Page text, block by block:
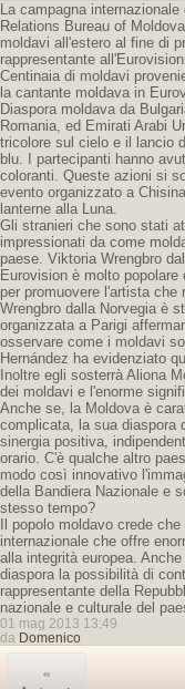
La campagna
Relations Bureau of
moldavi all'estero al fine di
rappresentante
Centinaia di moldavi
la cantante moldava in
Diaspora moldava da
Romania, ed Emirati Arabi
tricolore sul cielo e il lancio
blu. I partecipanti hanno
coloranti. Queste azioni si
evento organizzato a
lanterne alla Luna.
Gli stranieri che sono stati
impressionati da come
paese. Viktoria Wrengbro
Eurovision è molto
per promuovere l'artista
Wrengbro dalla Norvegia è
organizzata a Parigi
osservare come i moldavi
Hernández ha evidenziato
Inoltre egli sosterrà Aliona
dei moldavi e l'enorme
Anche se, la Moldova è
complicata, la sua diaspora
sinergia positiva,
orario. C'è qualche altro
modo così innovativo
della Bandiera Nazionale e
stesso tempo?
Il popolo moldavo crede
internazionale che offre
alla integrità europea.
diaspora la possibilità di
rappresentante della
nazionale e culturale del
01 mag 2013 13:49
da Domenico
«